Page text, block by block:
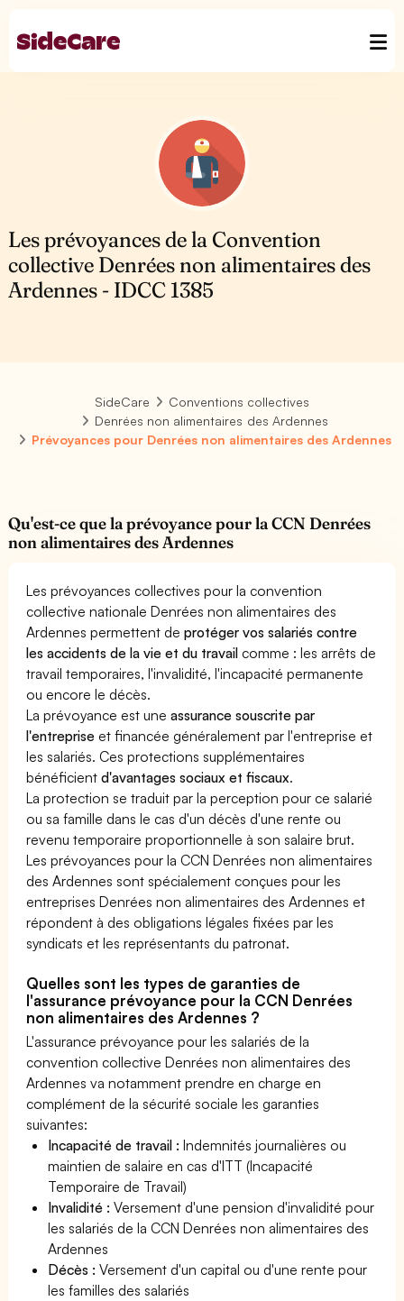
Les prévoyances de la Convention
collective Denrées non alimentaires des
Ardennes - IDCC 1385
SideCare
Conventions collectives
Denrées non alimentaires des Ardennes
Prévoyances pour Denrées non alimentaires des Ardennes
Qu'est-ce que la prévoyance pour la CCN Denrées
non alimentaires des Ardennes
Les prévoyances collectives pour la convention
collective nationale Denrées non alimentaires des
Ardennes permettent deprotéger vos salariés contre
les accidents de la vie et du travail comme : les arrêts de
travail temporaires, l'invalidité, l'incapacité permanente
ou encore le décès.
La prévoyance est uneassurance souscrite par
l'entreprise et financée généralement par l'entreprise et
les salariés. Ces protections supplémentaires
bénéficientd'avantages sociaux et fiscaux.
La protection se traduit par la perception pour ce salarié
ou sa famille dans le cas d'un décès d'une rente ou
revenu temporaire proportionnelle à son salaire brut.
Les prévoyances pour la CCN Denrées non alimentaires
des Ardennes sont spécialement conçues pour les
entreprises Denrées non alimentaires des Ardennes et
répondent à des obligations légales fixées par les
syndicats et les représentants du patronat.
Quelles sont les types de garanties de
l'assurance prévoyance pour la CCN Denrées
non alimentaires des Ardennes ?
L'assurance prévoyance pour les salariés de la
convention collective Denrées non alimentaires des
Ardennes va notamment prendre en charge en
complément de la sécurité sociale les garanties
suivantes:
Incapacité de travail : Indemnités journalières ou
maintien de salaire en cas d'ITT (Incapacité
Temporaire de Travail)
Invalidité : Versement d'une pension d'invalidité pour
les salariés de la CCN Denrées non alimentaires des
Ardennes
Décès : Versement d'un capital ou d'une rente pour
les familles des salariés